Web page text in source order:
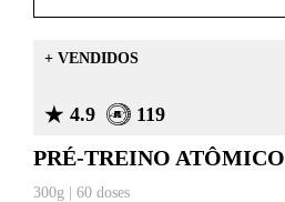
+ VENDIDOS
4.9 119
PRÉ-TREINO ATÔMICO
300g | 60 doses